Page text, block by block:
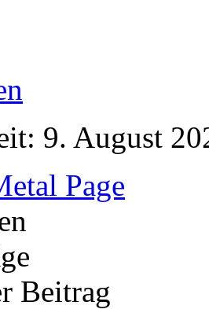
9. August
Page
Beitrag